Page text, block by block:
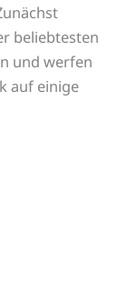
beliebtesten
und werfen
auf einige